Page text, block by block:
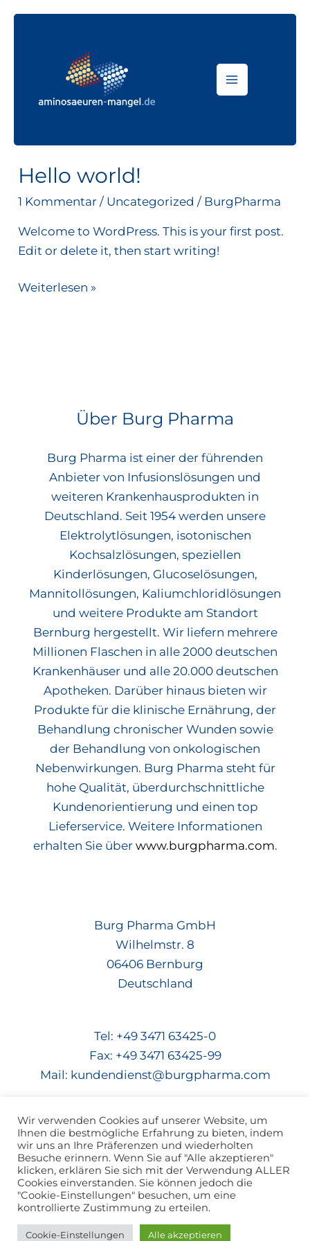
BurgPharma
Hello world!
1 Kommentar / Uncategorized / BurgPharma
Welcome to WordPress. This is your first post.
Edit or delete it, then start writing!
Hello
Weiterlesen »
Über Burg Pharma
Burg Pharma ist einer der führenden
Anbieter von Infusionslösungen und
weiteren Krankenhausprodukten in
Deutschland. Seit 1954 werden unsere
Elektrolytlösungen, isotonischen
Kochsalzlösungen, speziellen
Kinderlösungen, Glucoselösungen,
Mannitollösungen, Kaliumchloridlösungen
und weitere Produkte am Standort
Bernburg hergestellt. Wir liefern mehrere
Millionen Flaschen in alle 2000 deutschen
Krankenhäuser und alle 20.000 deutschen
Apotheken. Darüber hinaus bieten wir
Produkte für die klinische Ernährung, der
Behandlung chronischer Wunden sowie
der Behandlung von onkologischen
Nebenwirkungen. Burg Pharma steht für
hohe Qualität, überdurchschnittliche
Kundenorientierung und einen top
Lieferservice. Weitere Informationen
erhalten Sie über www.burgpharma.com.
Burg Pharma GmbH
Wilhelmstr. 8
06406 Bernburg
Deutschland
Tel: +49 3471 63425-0
Fax: +49 3471 63425-99
Mail: kundendienst@burgpharma.com
© 2026 Aminosäuren-Mangel | Powered by Burg
Pharma GmbH
Datenschutzerklärung
Impressum
Wir verwenden Cookies auf unserer Website, um
Ihnen die bestmögliche Erfahrung zu bieten, indem
wir uns an Ihre Präferenzen und wiederholten
Besuche erinnern. Wenn Sie auf "Alle akzeptieren"
klicken, erklären Sie sich mit der Verwendung ALLER
Cookies einverstanden. Sie können jedoch die
"Cookie-Einstellungen" besuchen, um eine
kontrollierte Zustimmung zu erteilen.
Cookie-Einstellungen Alle akzeptieren